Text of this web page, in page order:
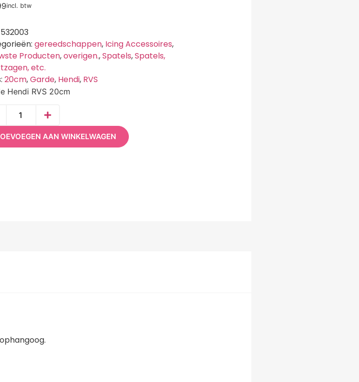
incl. btw
532003
gereedschappen, Icing Accessoires,
Producten,overigen.,Spatels,Spatels,
etc.
20cm,Garde, Hendi, RVS
Hendi RVS 20cm
AAN WINKELWAGEN